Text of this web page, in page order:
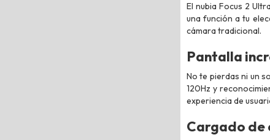
El nubia Focus 2
una función a tu
cámara tradicional.
Pantalla
No te pierdas ni un
120Hz y
experiencia de
Cargado de